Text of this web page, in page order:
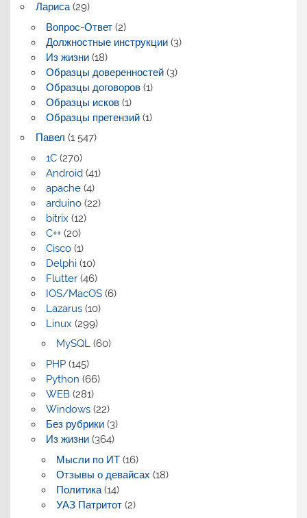
Лариса(29)
Вопрос-Ответ(2)
Должностные инструкции(3)
Из жизни(18)
Образцы доверенностей(3)
Образцы договоров(1)
Образцы исков(1)
Образцы претензий(1)
Павел (1 547)
1C(270)
Android(41)
apache(4)
arduino(22)
bitrix (12)
C++(20)
Cisco(1)
Delphi(10)
Flutter(46)
IOS/MacOS(6)
Lazarus(10)
Linux (299)
MySQL(60)
PHP(145)
Python (66)
WEB(281)
Windows(22)
Без рубрики(3)
Из жизни(364)
Мысли по ИТ(16)
Отзывы о девайсах (18)
Политика(14)
УАЗ Патритот(2)